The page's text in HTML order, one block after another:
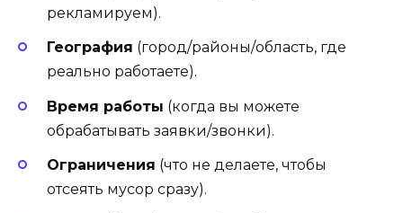
рекламируем).
География (город/районы/область, где
реально работаете).
Время работы (когда вы можете
обрабатывать заявки/звонки).
Ограничения (что не делаете, чтобы
отсеять мусор сразу).